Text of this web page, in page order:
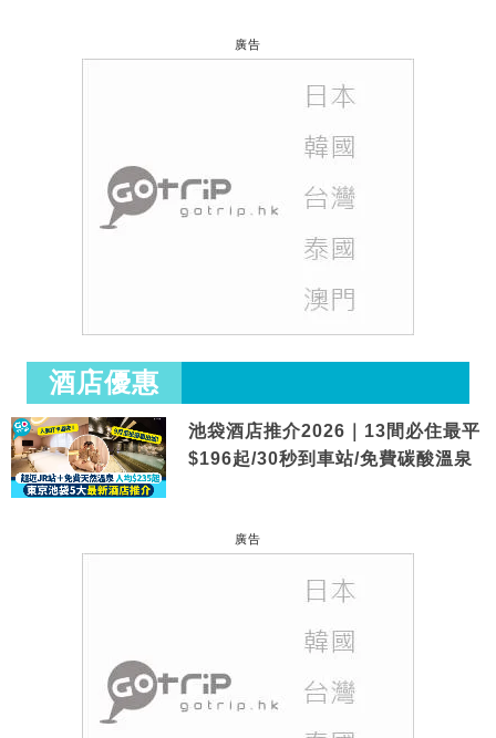
廣告
酒店優惠
池袋酒店推介2026｜13間必住最平
$196起/30秒到車站/免費碳酸溫泉
廣告